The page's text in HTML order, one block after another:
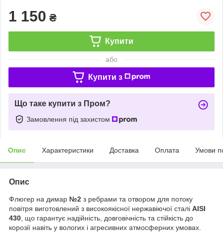
1 150 ₴
Купити
або
Купити з
Що таке купити з Пром?
Замовлення під захистом
Опис Характеристики Доставка Оплата Умови
Опис
Флюгер на димар №2 з ребрами та отвором для потоку
повітря виготовлений з високоякісної нержавіючої сталі AISI
430 , що гарантує надійність, довговічність та стійкість до
корозії навіть у вологих і агресивних атмосферних умовах.